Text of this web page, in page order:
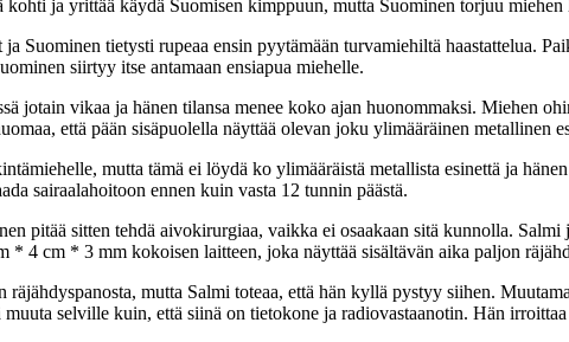
kohti ja yrittää käydä Suomisen kimppuun, mutta Suominen torjuu
ja Suominen tietysti rupeaa ensin pyytämään turvamiehiltä haastattelua.
siirtyy itse antamaan ensiapua miehelle.
jotain vikaa ja hänen tilansa menee koko ajan huonommaksi. Miehen
että pään sisäpuolella näyttää olevan joku ylimääräinen metallinen
mutta tämä ei löydä ko ylimääräistä metallista esinettä ja
sairaalahoitoon ennen kuin vasta 12 tunnin päästä.
pitää sitten tehdä aivokirurgiaa, vaikka ei osaakaan sitä kunnolla.
* 4 cm * 3 mm kokoisen laitteen, joka näyttää sisältävän aika paljon
räjähdyspanosta, mutta Salmi toteaa, että hän kyllä pystyy siihen.
selville kuin, että siinä on tietokone ja radiovastaanotin. Hän